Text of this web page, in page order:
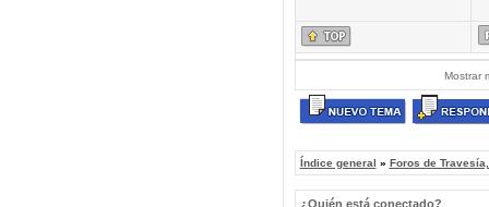
Mostrar
Índice general » Foros de
¿Quién está conectado?